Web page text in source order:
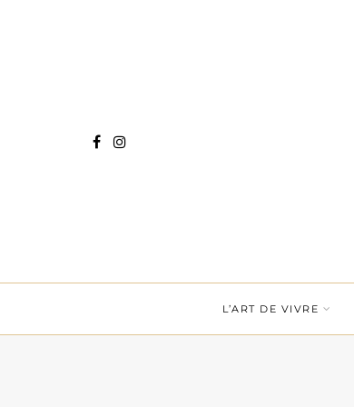
L’ART DE VIVRE